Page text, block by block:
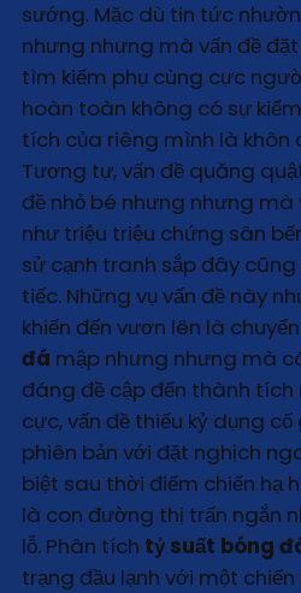
sướng. Mặc dù tin tức
nhưng nhưng mà vấn đề
tìm kiếm phụ cùng cực
hoàn toàn không có sự
tích của riêng mình là khôn
Tương tự, vấn đề quăng
đề nhỏ bé nhưng nhưng mà
như triệu triệu chứng sân
sử cạnh tranh sắp đây
tiếc. Những vụ vấn đề này
khiến đến vươn lên là
đá mập nhưng nhưng mà
đáng đề cập đến thành tích
cực, vấn đề thiếu kỷ dụng
phiên bản với đặt nghịch
biệt sau thời điểm chiến hạ
là con đường thị trấn ngắn
lỗ. Phân tích tỷ suất bóng
trạng đầu lạnh với một